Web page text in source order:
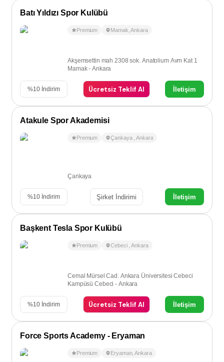
Batı Yıldızı Spor Kulübü
Premium Mamak ,Ankara
Akşemsettin mah 2308 sok. Anatolium Avm Kat 1
Mamak - Ankara
%10 İndirim Ücretsiz Teklif Al İletişim
Atakule Spor Akademisi
Premium Çankaya ,Ankara
Çankaya
%10 İndirim Şirket İndirimi İletişim
Başkent Tesla Spor Kulübü
Premium Cebeci ,Ankara
Cemal Mürsel Cad. Ankara Üniversitesi Cebeci
Kampüsü Cebeci - Ankara
%10 İndirim Ücretsiz Teklif Al İletişim
Force Sports Academy - Eryaman
Premium Eryaman,Ankara